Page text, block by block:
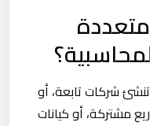
شركات تابعة، أو
مشتركة، أو كيانات